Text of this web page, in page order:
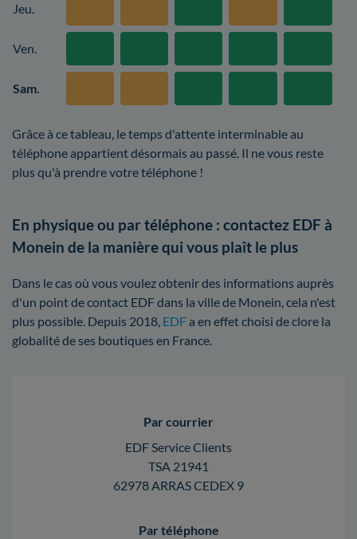
Jeu.
Ven.
Sam.
Grâce à ce tableau, le temps d'attente interminable au
téléphone appartient désormais au passé. Il ne vous reste
plus qu'à prendre votre téléphone !
En physique ou par téléphone : contactez EDF à
Monein de la manière qui vous plaît le plus
Dans le cas où vous voulez obtenir des informations auprès
d'un point de contact EDF dans la ville de Monein, cela n'est
plus possible. Depuis 2018, EDFa en effet choisi de clore la
globalité de ses boutiques en France.
Par courrier
EDF Service Clients
TSA 21941
62978 ARRAS CEDEX 9
Par téléphone